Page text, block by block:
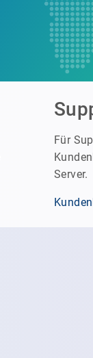
Für
Server.